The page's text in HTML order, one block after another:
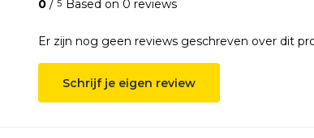
0 / 5 Based on 0 reviews
Er zijn nog geen reviews geschreven over dit
Schrijf je eigen review